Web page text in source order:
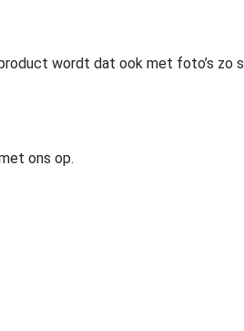
wordt dat ook met foto’s zo
ons op.